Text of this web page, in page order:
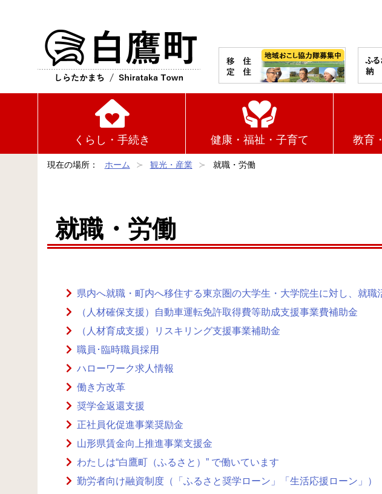
くらし・手続き 健康・福祉・子育て 教育
現在の場所： ホーム 観光・産業 就職・労働
就職・労働
県内へ就職・町内へ移住する東京圏の大学生・大学院生に対し、就
（人材確保支援）自動車運転免許取得費等助成支援事業費補助金
（人材育成支援）リスキリング支援事業補助金
職員･臨時職員採用
ハローワーク求人情報
働き方改革
奨学金返還支援
正社員化促進事業奨励金
山形県賃金向上推進事業支援金
わたしは“白鷹町（ふるさと）” で働いています
勤労者向け融資制度（「ふるさと奨学ローン」「生活応援ローン」）